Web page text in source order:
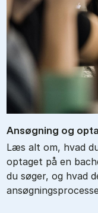
An­søg­ning og
Læs alt om, hvad
optaget på en
du søger, og hvad